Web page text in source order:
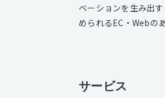
ベーションを生み出
められるEC・Webの
サービス